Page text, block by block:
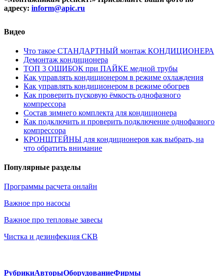
адресу: inform@apic.ru
Видео
Что такое СТАНДАРТНЫЙ монтаж КОНДИЦИОНЕРА
Демонтаж кондиционера
ТОП 3 ОШИБОК при ПАЙКЕ медной трубы
Как управлять кондиционером в режиме охлаждения
Как управлять кондиционером в режиме обогрев
Как проверить пусковую ёмкость однофазного
компрессора
Состав зимнего комплекта для кондиционера
Как подключить и проверить подключение однофазного
компрессора
КРОНШТЕЙНЫ для кондиционеров как выбрать, на
что обратить внимание
Популярные разделы
Программы расчета онлайн
Важное про насосы
Важное про тепловые завесы
Чистка и дезинфекция СКВ
РубрикиАвторыОборудованиеФирмы